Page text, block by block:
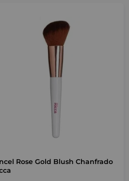
Rose Gold Blush Chanfrado